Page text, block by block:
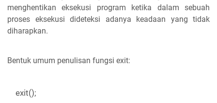
menghentikan eksekusi program ketika dalam sebuah
proses eksekusi dideteksi adanya keadaan yang tidak
diharapkan.
Bentuk umum penulisan fungsi exit:
exit();